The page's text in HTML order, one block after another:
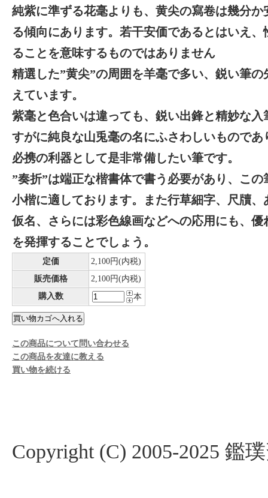
純紫に準ずる花毫よりも、黄尖の寫卷は幾分か
る傾向にあります。若干安価であるとはいえ、
ることを意味するものではありません
精選した”黄尖”の周囲を羊毫で多い、鋭い筆の
えています。
紫毫と色合いは違っても、鋭い出鋒と精妙な入
すがに純良な山兎毫の名にふさわしいものであ
必携の利器として是非常備したい筆です。
”奏折”は端正な楷書体で書う必要があり、この
小楷に適しております。また行草細字、尺牘、
仮名、さらには彩色線画などへの応用にも、優
を発揮することでしょう。
定価
2,100円(内税)
販売価格
2,100円(内税)
購入数
本
この商品について問い合わせる
この商品を友達に教える
買い物を続ける
Copyright (C) 2005-2025 鑑